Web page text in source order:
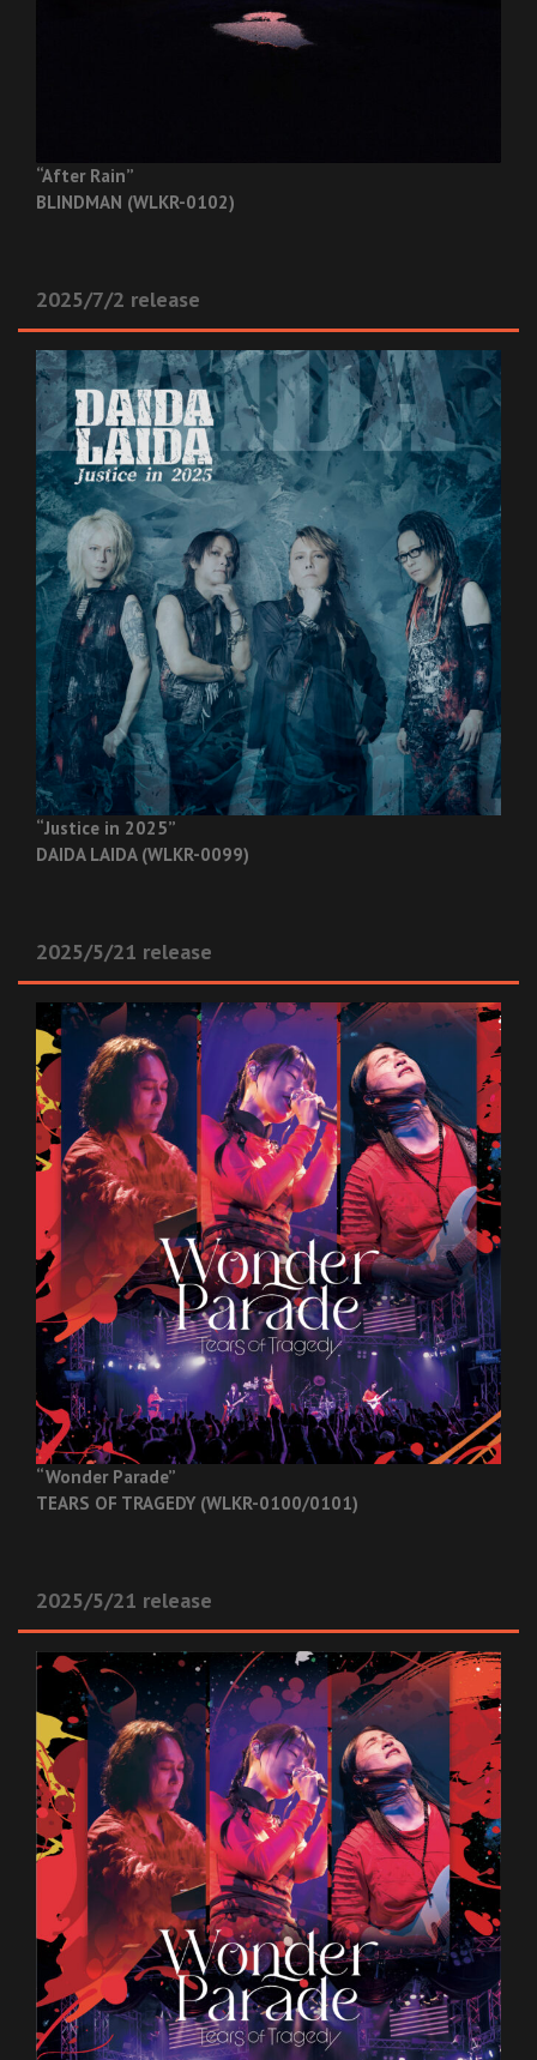
“After Rain”
BLINDMAN (WLKR-0102)
2025/7/2 release
“Justice in 2025”
DAIDA LAIDA (WLKR-0099)
2025/5/21 release
“Wonder Parade”
TEARS OF TRAGEDY (WLKR-0100/0101)
2025/5/21 release